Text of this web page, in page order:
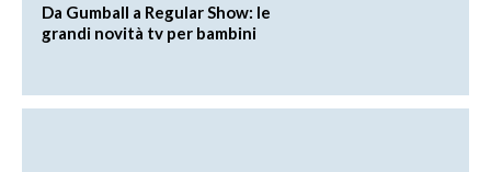
Da Gumball a Regular Show: le
grandi novità tv per bambini